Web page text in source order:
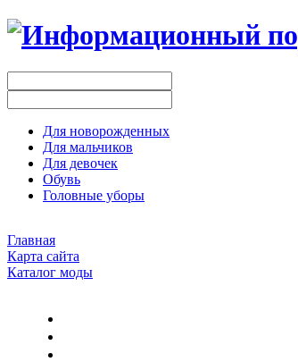
Для новорожденных
Для мальчиков
Для девочек
Обувь
Головные уборы
Главная
Карта сайта
Каталог моды